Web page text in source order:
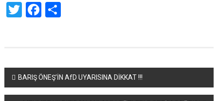
TwitterFacebook
Share
Yazı
dolaşımı
BARIŞ ÖNEŞ’İN AfD UYARISINA DİKKAT !!!